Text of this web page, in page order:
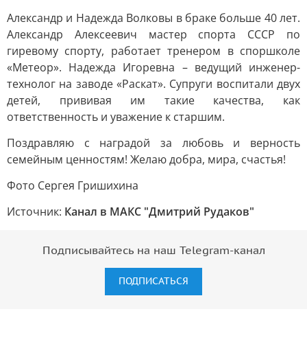
Александр и Надежда Волковы в браке больше 40 лет.
Александр Алексеевич мастер спорта СССР по
гиревому спорту, работает тренером в споршколе
«Метеор». Надежда Игоревна – ведущий инженер-
технолог на заводе «Раскат». Супруги воспитали двух
детей, прививая им такие качества, как
ответственность и уважение к старшим.
Поздравляю с наградой за любовь и верность
семейным ценностям! Желаю добра, мира, счастья!
Фото Сергея Гришихина
Источник: Канал в МАКС "Дмитрий Рудаков"
Подписывайтесь на наш Telegram-канал
ПОДПИСАТЬСЯ